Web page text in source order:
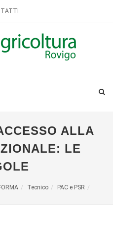
ALLA
LE
Tecnico PAC e PSR